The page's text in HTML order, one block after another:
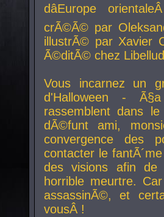
dâEurope
crÃ©Ã© par
illustrÃ© par Xavier
Ã©ditÃ© chez
Vous incarnez un
d'Halloween -
rassemblent dans
dÃ©funt ami,
convergence des
contacter le
des visions afin
horrible meurtre.
assassinÃ©, et
vousÂ !